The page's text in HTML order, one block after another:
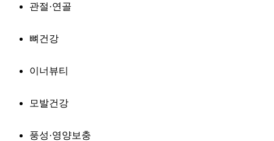
관절·연골
뼈건강
이너뷰티
모발건강
풍성·영양보충